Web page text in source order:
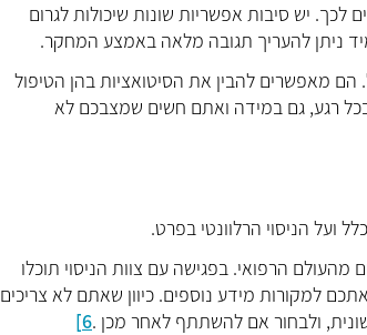
יש סיבות אפשריות שונות שיכולות לגרום
ניתן להעריך תגובה מלאה באמצע המחקר.
מאפשרים להבין את הסיטואציות בהן הטיפול
רגע, גם במידה ואתם חשים שמצבכם לא
ועל הניסוי הרלוונטי בפרט.
הרפואי. בפגישה עם צוות הניסוי תוכלו
למקורות מידע נוספים. כיוון שאתם לא צריכים
ולבחור אם להשתתף לאחר מכן .6]